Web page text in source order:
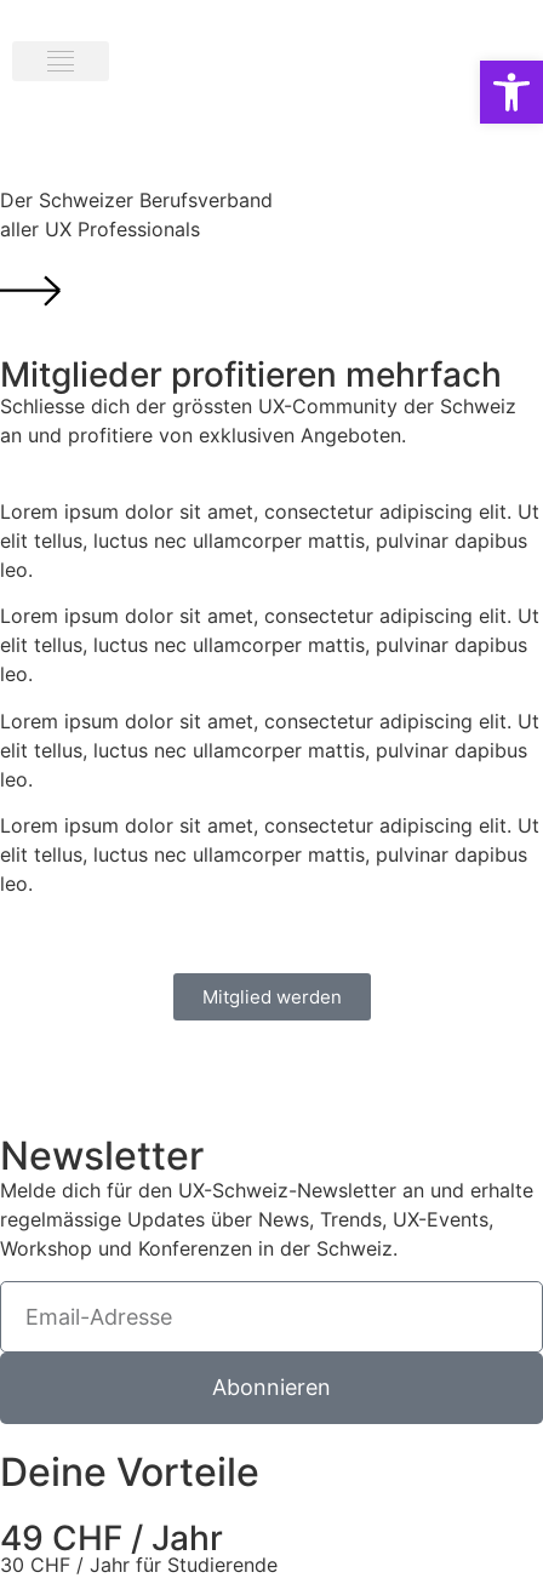
Der Schweizer Berufsverband
aller UX Professionals
Mitglieder profitieren mehrfach
Schliesse dich der grössten UX-Community der Schweiz
an und profitiere von exklusiven Angeboten.
Lorem ipsum dolor sit amet, consectetur adipiscing elit. Ut
elit tellus, luctus nec ullamcorper mattis, pulvinar dapibus
leo.
Lorem ipsum dolor sit amet, consectetur adipiscing elit. Ut
elit tellus, luctus nec ullamcorper mattis, pulvinar dapibus
leo.
Lorem ipsum dolor sit amet, consectetur adipiscing elit. Ut
elit tellus, luctus nec ullamcorper mattis, pulvinar dapibus
leo.
Lorem ipsum dolor sit amet, consectetur adipiscing elit. Ut
elit tellus, luctus nec ullamcorper mattis, pulvinar dapibus
leo.
Mitglied werden
Newsletter
Melde dich für den UX-Schweiz-Newsletter an und erhalte
regelmässige Updates über News, Trends, UX-Events,
Workshop und Konferenzen in der Schweiz.
Abonnieren
Deine Vorteile
49 CHF / Jahr
30 CHF / Jahr für Studierende